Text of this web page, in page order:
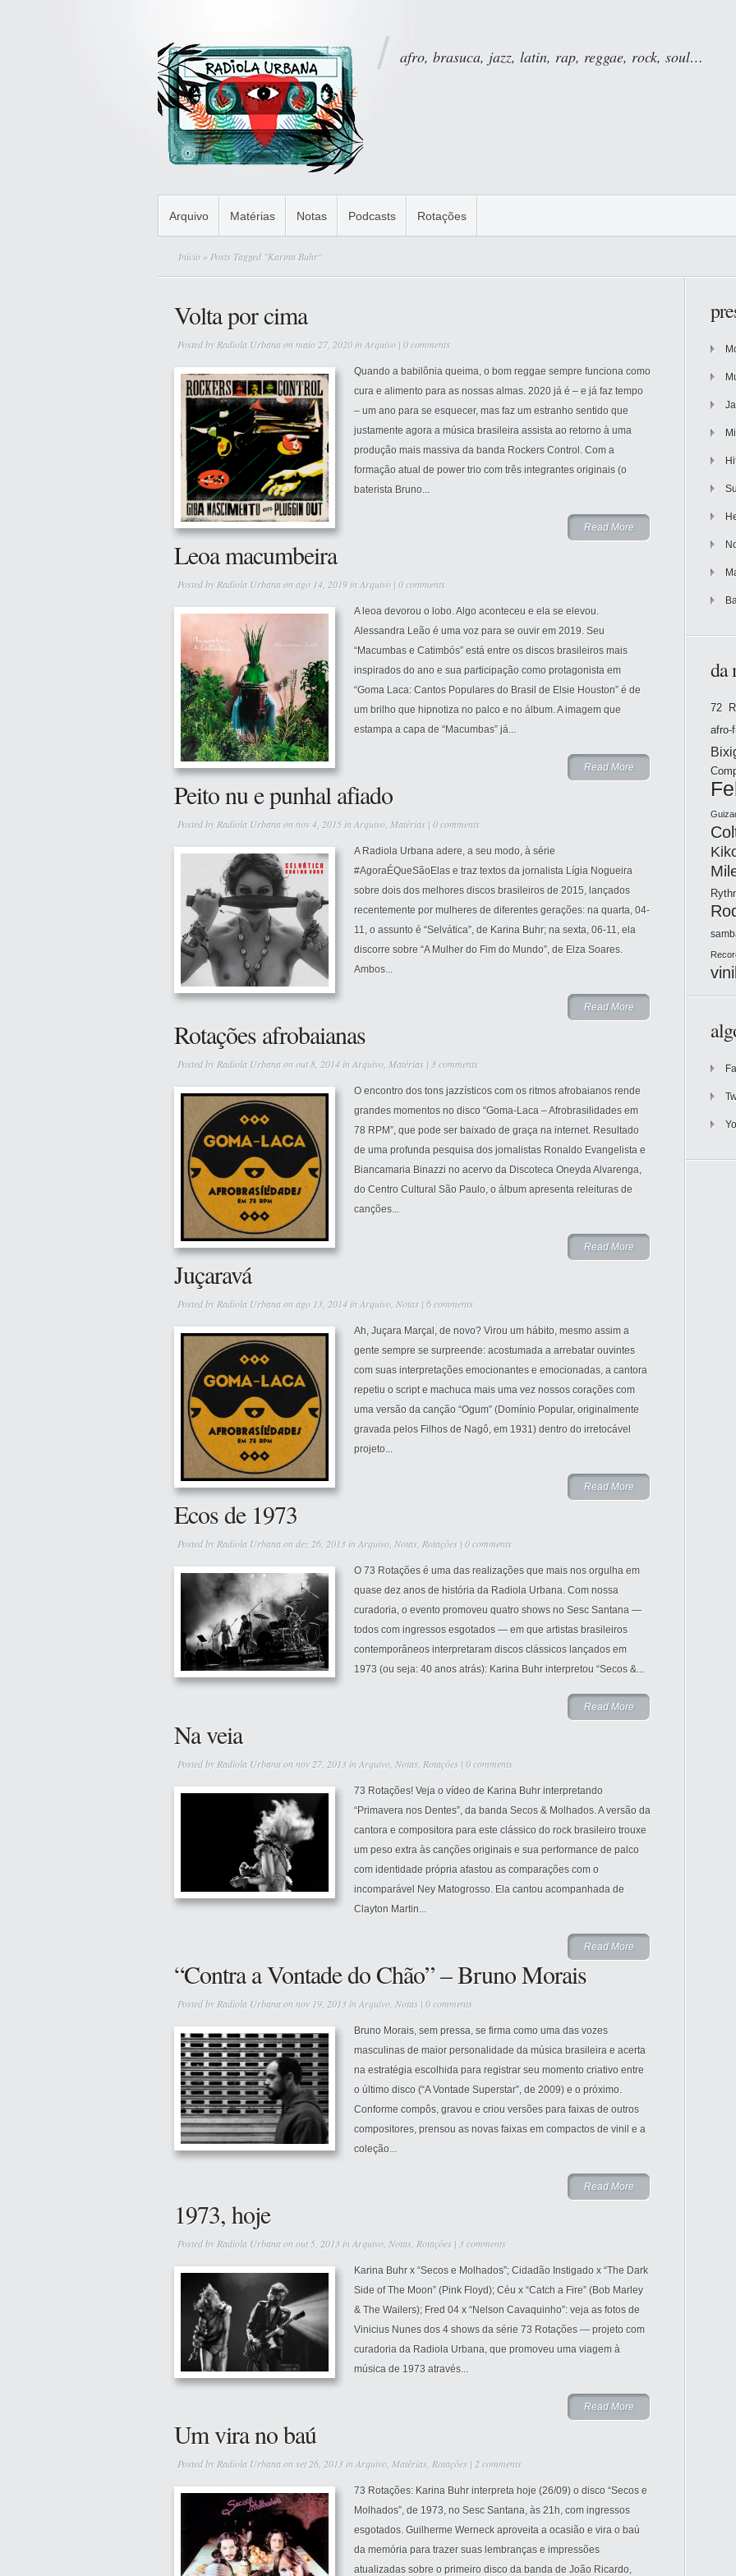
afro, brasuca, jazz, latin, rap, reggae, rock, soul…
Arquivo Matérias Notas Podcasts Rotações
Início » Posts Tagged "Karina Buhr"
Volta por cima
Posted by Radiola Urbanaon maio 27, 2020 inArquivo | 0 comments
Quando a babilônia queima, o bom reggae sempre funciona como
cura e alimento para as nossas almas. 2020 já é – e já faz tempo
– um ano para se esquecer, mas faz um estranho sentido que
justamente agora a música brasileira assista ao retorno à uma
produção mais massiva da banda Rockers Control. Com a
formação atual de power trio com três integrantes originais (o
baterista Bruno...
Read More
Leoa macumbeira
Posted by Radiola Urbanaon ago 14, 2019 inArquivo | 0 comments
A leoa devorou o lobo. Algo aconteceu e ela se elevou.
Alessandra Leão é uma voz para se ouvir em 2019. Seu
“Macumbas e Catimbós” está entre os discos brasileiros mais
inspirados do ano e sua participação como protagonista em
“Goma Laca: Cantos Populares do Brasil de Elsie Houston” é de
um brilho que hipnotiza no palco e no álbum. A imagem que
estampa a capa de “Macumbas” já...
Read More
Peito nu e punhal afiado
Posted by Radiola Urbanaon nov 4, 2015 inArquivo Matérias | 0 comments
A Radiola Urbana adere, a seu modo, à série
#AgoraÉQueSãoElas e traz textos da jornalista Lígia Nogueira
sobre dois dos melhores discos brasileiros de 2015, lançados
recentemente por mulheres de diferentes gerações: na quarta, 04-
11, o assunto é “Selvática”, de Karina Buhr; na sexta, 06-11, ela
discorre sobre “A Mulher do Fim do Mundo”, de Elza Soares.
Ambos...
Read More
Rotações afrobaianas
Posted by Radiola Urbanaon out 8, 2014 inArquivo Matérias | 3 comments
O encontro dos tons jazzísticos com os ritmos afrobaianos rende
grandes momentos no disco “Goma-Laca – Afrobrasilidades em
78 RPM”, que pode ser baixado de graça na internet. Resultado
de uma profunda pesquisa dos jornalistas Ronaldo Evangelista e
Biancamaria Binazzi no acervo da Discoteca Oneyda Alvarenga,
do Centro Cultural São Paulo, o álbum apresenta releituras de
canções...
Read More
Juçaravá
Posted by Radiola Urbanaon ago 13, 2014 inArquivo Notas | 6 comments
Ah, Juçara Marçal, de novo? Virou um hábito, mesmo assim a
gente sempre se surpreende: acostumada a arrebatar ouvintes
com suas interpretações emocionantes e emocionadas, a cantora
repetiu o script e machuca mais uma vez nossos corações com
uma versão da canção “Ogum” (Domínio Popular, originalmente
gravada pelos Filhos de Nagô, em 1931) dentro do irretocável
projeto...
Read More
Ecos de 1973
Posted by Radiola Urbanaon dez 26, 2013 inArquivo Notas Rotações | 0 comments
O 73 Rotações é uma das realizações que mais nos orgulha em
quase dez anos de história da Radiola Urbana. Com nossa
curadoria, o evento promoveu quatro shows no Sesc Santana —
todos com ingressos esgotados — em que artistas brasileiros
contemporâneos interpretaram discos clássicos lançados em
1973 (ou seja: 40 anos atrás): Karina Buhr interpretou “Secos &...
Read More
Na veia
Posted by Radiola Urbanaon nov 27, 2013 inArquivo Notas Rotações | 0 comments
73 Rotações! Veja o vídeo de Karina Buhr interpretando
“Primavera nos Dentes”, da banda Secos & Molhados. A versão da
cantora e compositora para este clássico do rock brasileiro trouxe
um peso extra às canções originais e sua performance de palco
com identidade própria afastou as comparações com o
incomparável Ney Matogrosso. Ela cantou acompanhada de
Clayton Martin...
Read More
“Contra a Vontade do Chão” – Bruno Morais
Posted by Radiola Urbanaon nov 19, 2013 inArquivo Notas | 0 comments
Bruno Morais, sem pressa, se firma como uma das vozes
masculinas de maior personalidade da música brasileira e acerta
na estratégia escolhida para registrar seu momento criativo entre
o último disco (“A Vontade Superstar”, de 2009) e o próximo.
Conforme compôs, gravou e criou versões para faixas de outros
compositores, prensou as novas faixas em compactos de vinil e a
coleção...
Read More
1973, hoje
Posted by Radiola Urbanaon out 5, 2013 inArquivo Notas Rotações | 3 comments
Karina Buhr x “Secos e Molhados”; Cidadão Instigado x “The Dark
Side of The Moon” (Pink Floyd); Céu x “Catch a Fire” (Bob Marley
& The Wailers); Fred 04 x “Nelson Cavaquinho”: veja as fotos de
Vinicius Nunes dos 4 shows da série 73 Rotações — projeto com
curadoria da Radiola Urbana, que promoveu uma viagem à
música de 1973 através...
Read More
Um vira no baú
Posted by Radiola Urbanaon set 26, 2013 inArquivo Matérias Rotações | 2 comments
73 Rotações: Karina Buhr interpreta hoje (26/09) o disco “Secos e
Molhados”, de 1973, no Sesc Santana, às 21h, com ingressos
esgotados. Guilherme Werneck aproveita a ocasião e vira o baú
da memória para trazer suas lembranças e impressões
atualizadas sobre o primeiro disco da banda de João Ricardo,
da
72
afro-
vinil